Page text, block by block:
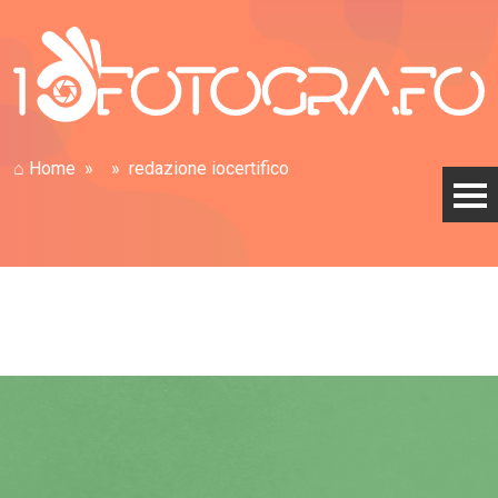
⌂ Home redazione iocertifico